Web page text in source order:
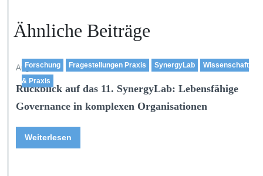
Ähnliche Beiträge
Forschung Fragestellungen Praxis SynergyLab
Wissenschaft
& Praxis
Aug. 3,2026
Rückblick auf das 11. SynergyLab: Lebensfähige
Governance in komplexen Organisationen
Weiterlesen